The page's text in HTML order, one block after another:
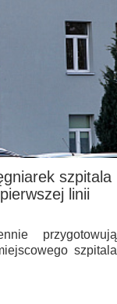
szpitala
linii
przygotowują
szpitala